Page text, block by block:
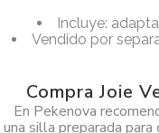
Incluye:
Vendido por
Compra Joie
En Pekenova
una silla preparada